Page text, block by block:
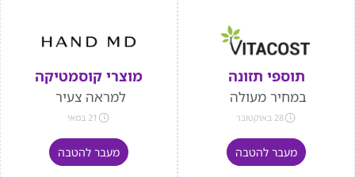
תוספי תזונה
במחיר מעולה
28 באוקטובר
מעבר להטבה
מוצרי קוסמטיקה
למראה צעיר
21 במאי
מעבר להטבה